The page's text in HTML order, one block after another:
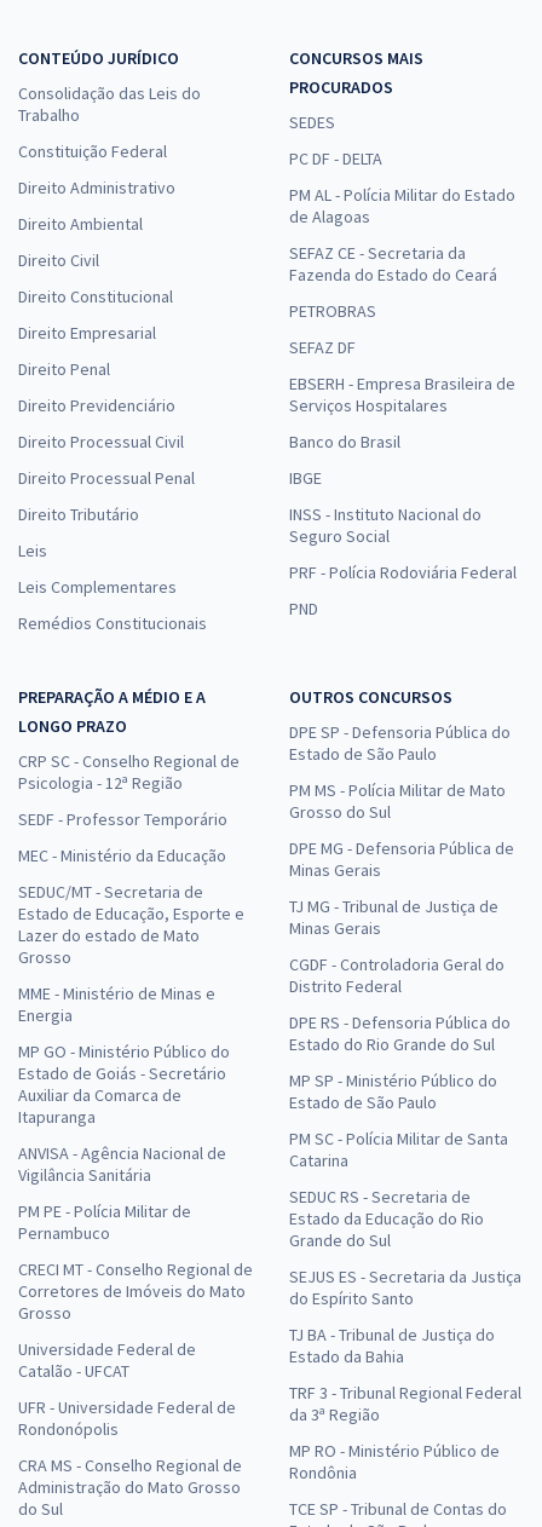
CONTEÚDO JURÍDICO
Consolidação das Leis do
Trabalho
Constituição Federal
Direito Administrativo
Direito Ambiental
Direito Civil
Direito Constitucional
Direito Empresarial
Direito Penal
Direito Previdenciário
Direito Processual Civil
Direito Processual Penal
Direito Tributário
Leis
Leis Complementares
Remédios Constitucionais
CONCURSOS MAIS
PROCURADOS
SEDES
PC DF - DELTA
PM AL - Polícia Militar do Estado
de Alagoas
SEFAZ CE - Secretaria da
Fazenda do Estado do Ceará
PETROBRAS
SEFAZ DF
EBSERH - Empresa Brasileira de
Serviços Hospitalares
Banco do Brasil
IBGE
INSS - Instituto Nacional do
Seguro Social
PRF - Polícia Rodoviária Federal
PND
PREPARAÇÃO A MÉDIO E A
LONGO PRAZO
CRP SC - Conselho Regional de
Psicologia - 12ª Região
SEDF - Professor Temporário
MEC - Ministério da Educação
SEDUC/MT - Secretaria de
Estado de Educação, Esporte e
Lazer do estado de Mato
Grosso
MME - Ministério de Minas e
Energia
MP GO - Ministério Público do
Estado de Goiás - Secretário
Auxiliar da Comarca de
Itapuranga
ANVISA - Agência Nacional de
Vigilância Sanitária
PM PE - Polícia Militar de
Pernambuco
CRECI MT - Conselho Regional de
Corretores de Imóveis do Mato
Grosso
Universidade Federal de
Catalão - UFCAT
UFR - Universidade Federal de
Rondonópolis
CRA MS - Conselho Regional de
Administração do Mato Grosso
do Sul
OUTROS CONCURSOS
DPE SP - Defensoria Pública do
Estado de São Paulo
PM MS - Polícia Militar de Mato
Grosso do Sul
DPE MG - Defensoria Pública de
Minas Gerais
TJ MG - Tribunal de Justiça de
Minas Gerais
CGDF - Controladoria Geral do
Distrito Federal
DPE RS - Defensoria Pública do
Estado do Rio Grande do Sul
MP SP - Ministério Público do
Estado de São Paulo
PM SC - Polícia Militar de Santa
Catarina
SEDUC RS - Secretaria de
Estado da Educação do Rio
Grande do Sul
SEJUS ES - Secretaria da Justiça
do Espírito Santo
TJ BA - Tribunal de Justiça do
Estado da Bahia
TRF 3 - Tribunal Regional Federal
da 3ª Região
MP RO - Ministério Público de
Rondônia
TCE SP - Tribunal de Contas do